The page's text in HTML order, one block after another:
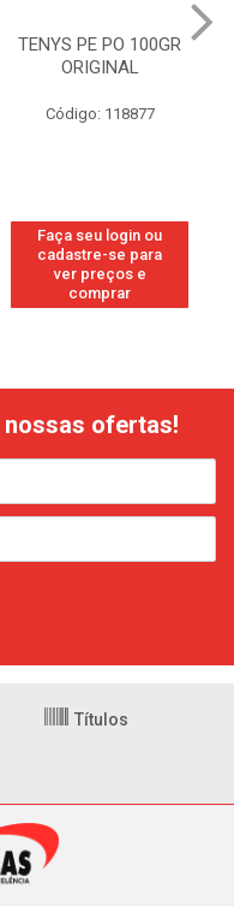
TENYS PE PO 100GR
ORIGINAL
Código: 118877
Faça seu login ou
cadastre-se para
ver preços e
comprar
ofertas!
Títulos